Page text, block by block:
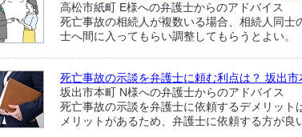
高松市紙町 E様への弁護士からのアドバイス
死亡事故の相続人が複数いる場合、相続人同
士へ間に入ってもらい調整してもらうとよい。
死亡事故の示談を弁護士に頼む利点は？ 坂出市
坂出市本町 N様への弁護士からのアドバイス
死亡事故の示談を弁護士に依頼するデメリッ
メリットがあるため、弁護士に依頼する方が良